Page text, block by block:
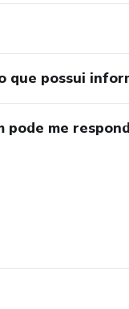
que possui
pode me